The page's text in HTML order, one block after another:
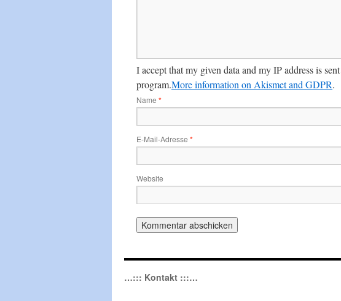
I accept that my given data and my IP address is
program.More information on Akismet and GDPR.
Name *
E-Mail-Adresse *
Website
…::: Kontakt :::…